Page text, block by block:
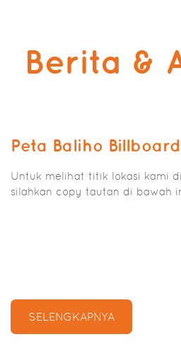
Berita &
Peta Baliho
Untuk melihat titik lokasi kami
silahkan copy tautan di bawah
SELENGKAPNYA